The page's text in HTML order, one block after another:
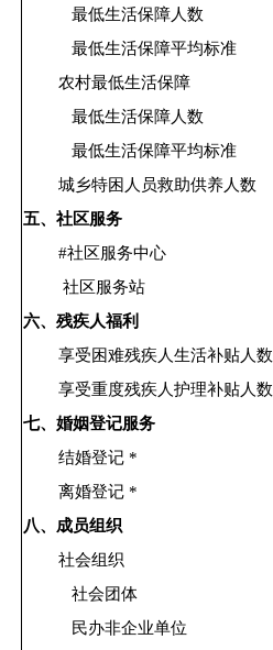
最低生活保障人数
最低生活保障平均标准
农村最低生活保障
最低生活保障人数
最低生活保障平均标准
城乡特困人员救助供养人数
五、社区服务
#社区服务中心
社区服务站
六、残疾人福利
享受困难残疾人生活补贴人数
享受重度残疾人护理补贴人数
七、婚姻登记服务
结婚登记 *
离婚登记 *
八、成员组织
社会组织
社会团体
民办非企业单位